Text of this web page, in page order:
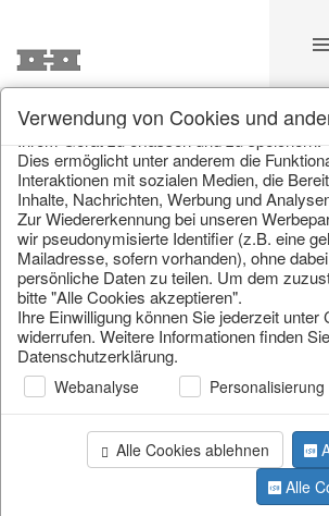
Unsere
Händler
Home/Unsere Produkte für Händler
Papierobjekte
Seite 1 von 23 Artikel
Technologien (im Folgenden: Cookies), um
Ihrem Gerät zu erfassen und zu speichern.
Dies ermöglicht unter anderem die
Interaktionen mit sozialen Medien, die
Inhalte, Nachrichten, Werbung und
Zur Wiedererkennung bei unseren
wir pseudonymisierte Identifier (z.B. eine
Mailadresse, sofern vorhanden), ohne
persönliche Daten zu teilen. Um dem
bitte "Alle Cookies akzeptieren".
Ihre Einwilligung können Sie jederzeit unter
widerrufen. Weitere Informationen finden
Datenschutzerklärung.
Webanalyse Personalisierung
Alle Cookies ablehnen
Alle